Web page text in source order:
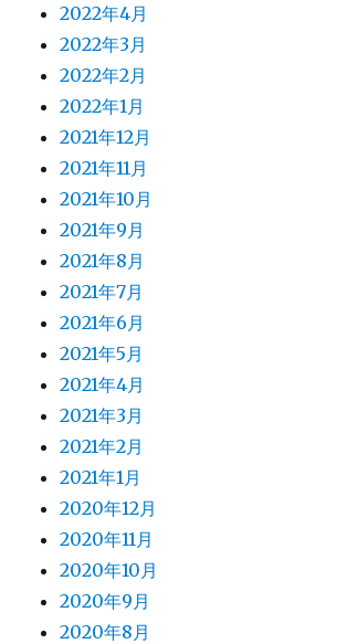
2022年4月
2022年3月
2022年2月
2022年1月
2021年12月
2021年11月
2021年10月
2021年9月
2021年8月
2021年7月
2021年6月
2021年5月
2021年4月
2021年3月
2021年2月
2021年1月
2020年12月
2020年11月
2020年10月
2020年9月
2020年8月